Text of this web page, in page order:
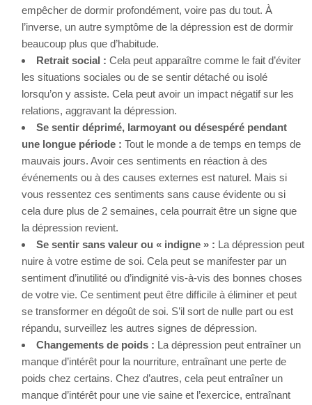
empêcher de dormir profondément, voire pas du tout. À
l’inverse, un autre symptôme de la dépression est de dormir
beaucoup plus que d’habitude.
Retrait social : Cela peut apparaître comme le fait d’éviter
les situations sociales ou de se sentir détaché ou isolé
lorsqu’on y assiste. Cela peut avoir un impact négatif sur les
relations, aggravant la dépression.
Se sentir déprimé, larmoyant ou désespéré pendant
une longue période : Tout le monde a de temps en temps de
mauvais jours. Avoir ces sentiments en réaction à des
événements ou à des causes externes est naturel. Mais si
vous ressentez ces sentiments sans cause évidente ou si
cela dure plus de 2 semaines, cela pourrait être un signe que
la dépression revient.
Se sentir sans valeur ou « indigne » : La dépression peut
nuire à votre estime de soi. Cela peut se manifester par un
sentiment d’inutilité ou d’indignité vis-à-vis des bonnes choses
de votre vie. Ce sentiment peut être difficile à éliminer et peut
se transformer en dégoût de soi. S’il sort de nulle part ou est
répandu, surveillez les autres signes de dépression.
Changements de poids : La dépression peut entraîner un
manque d’intérêt pour la nourriture, entraînant une perte de
poids chez certains. Chez d’autres, cela peut entraîner un
manque d’intérêt pour une vie saine et l’exercice, entraînant